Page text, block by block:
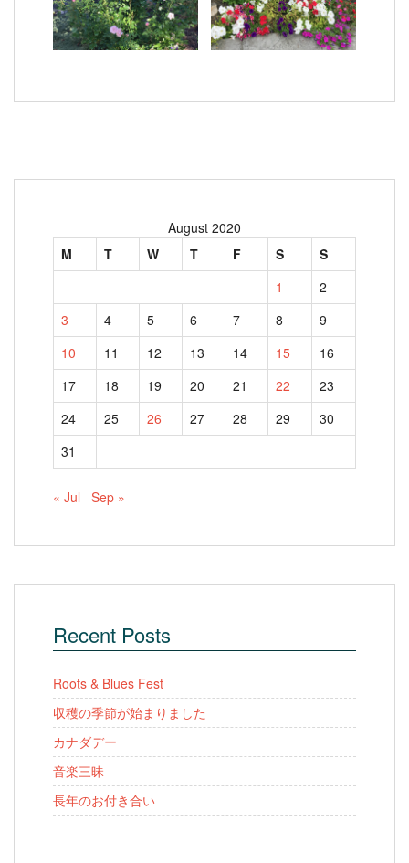
August 2020
M
T W T F S
S
1
2
3
4 5 6 7 8
9
10
11 12 13 14 15
16
17
18 19 20 21 22
23
24
25 26 27 28 29
30
31
« Jul Sep »
Recent Posts
Roots & Blues Fest
収穫の季節が始まりました
カナダデー
音楽三昧
長年のお付き合い